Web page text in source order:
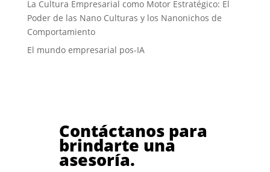
La Cultura Empresarial como Motor Estratégico: El
Poder de las Nano Culturas y los Nanonichos de
Comportamiento
El mundo empresarial pos-IA
Contáctanos para
brindarte una
asesoría.